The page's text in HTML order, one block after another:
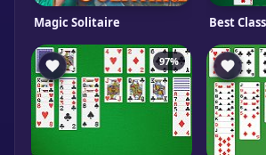
Magic Solitaire Best
97%